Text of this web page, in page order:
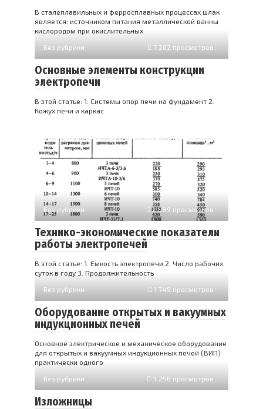
В сталеплавильных и ферросплавных процессах шлак
является: источником питания металлической ванны
кислородом при окислительных
Без рубрики
7 262 просмотров
Основные элементы конструкции
электропечи
В этой статье: 1. Системы опор печи на фундамент 2.
Кожух печи и каркас
Без рубрики 2 589 просмотров
Технико-экономические показатели
работы электропечей
В этой статье: 1. Емкость электропечи 2. Число рабочих
суток в году 3. Продолжительность
Без рубрики
1 745 просмотров
Оборудование открытых и вакуумных
индукционных печей
Основное электрическое и механическое оборудование
для открытых и вакуумных индукционных печей (ВИП)
практически одного
Без рубрики
3 256 просмотров
Изложницы